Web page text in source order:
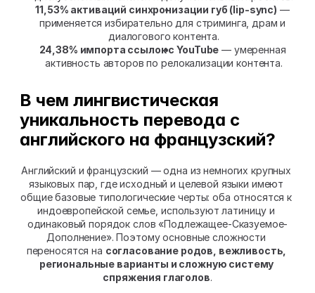
11,53% активаций синхронизации губ (lip-sync) —
применяется избирательно для стриминга, драм и
диалогового контента.
24,38% импорта ссылок с YouTube — умеренная
активность авторов по релокализации контента.
В чем лингвистическая
уникальность перевода с
английского на французский?
Английский и французский — одна из немногих крупных
языковых пар, где исходный и целевой языки имеют
общие базовые типологические черты: оба относятся к
индоевропейской семье, используют латиницу и
одинаковый порядок слов «Подлежащее-Сказуемое-
Дополнение». Поэтому основные сложности
переносятся на согласование родов, вежливость,
региональные варианты и сложную систему
спряжения глаголов.